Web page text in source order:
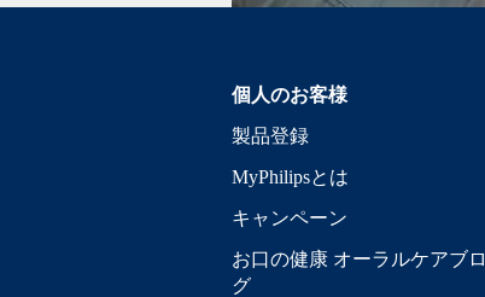
個人のお客様
製品登録
MyPhilipsとは
キャンペーン
お口の健康 オーラルケアブロ
グ